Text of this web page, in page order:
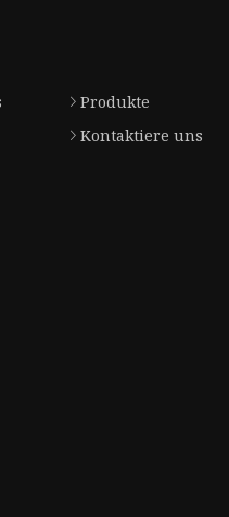
Produkte
Kontaktiere uns